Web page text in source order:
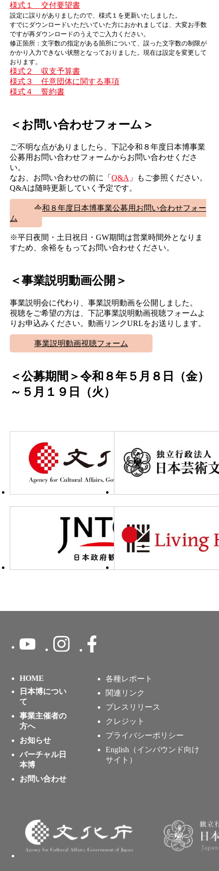
様式１ 交付要望書
設定に誤りがありましたので、様式１を更新いたしました。
すでにダウンロードいただいていた方におかれましては、大変お手数
ですが再ダウンロードのうえでご入力ください。
修正箇所：文字数の指定がある箇所について、誤った文字数の制限が
かかり入力できない状態となっておりました。現在は設定を変更して
おります。
様式２ 収支予算書
様式３ 任意団体に関する事項
様式４ 誓約書
＜お問い合わせフォーム＞
ご不明な点がありましたら、下記令和８年度日本博事業
公募用お問い合わせフォームからお問い合わせくださ
い。
なお、お問い合わせの前に「 Q&A 」もご参照ください。
Q&Aは随時更新していく予定です。
令和８年度日本博事業公募用お問い合わせフォー
ム
※平日夜間・土日祝日・GW期間は営業時間外となりま
すため、余裕をもってお問い合わせください。
＜事業説明動画公開＞
事業説明会に代わり、事業説明動画を公開しました。
視聴をご希望の方は、下記事業説明動画視聴フォームよ
りお申込みください。動画リンクURLをお送りします。
事業説明動画視聴フォーム
＜公募期間＞令和８年５月８日（金）
～５月１９日（火）
HOME
日本博につい
て
事業主催者の
方へ
お知らせ
バーチャル日
本博
お問い合わせ
各種レポート
関連リンク
プレスリリース
クレジット
プライバシーポリシー
English（インバウンド向け
サイト）